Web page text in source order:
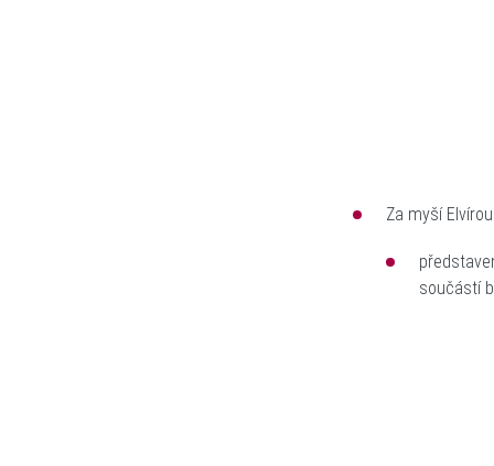
Za myší
součástí